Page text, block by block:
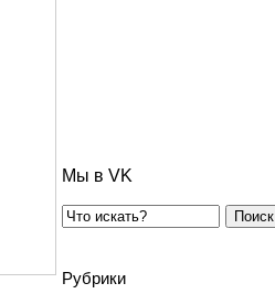
Мы в VK
Поиск
Рубрики